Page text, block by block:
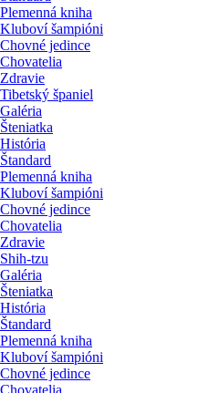
Plemenná kniha
Kluboví šampióni
Chovné jedince
Chovatelia
Zdravie
Tibetský španiel
Galéria
Šteniatka
História
Štandard
Plemenná kniha
Kluboví šampióni
Chovné jedince
Chovatelia
Zdravie
Shih-tzu
Galéria
Šteniatka
História
Štandard
Plemenná kniha
Kluboví šampióni
Chovné jedince
Chovatelia